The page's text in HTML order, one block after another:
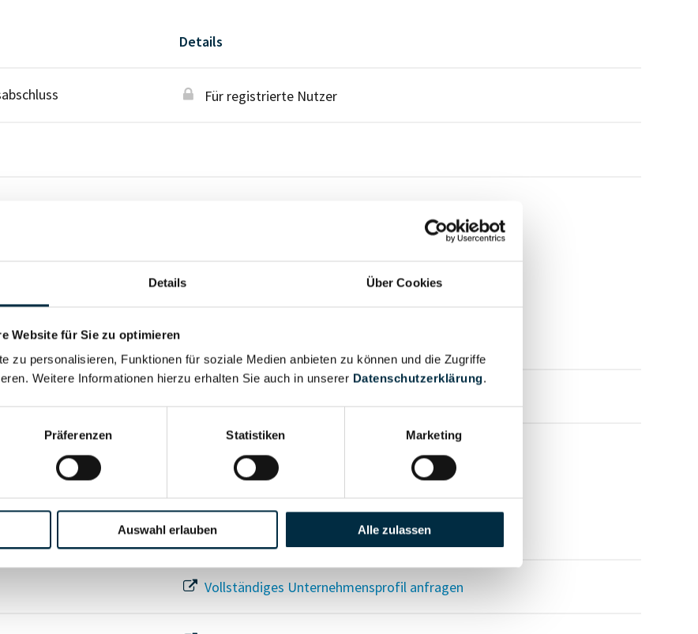
Details Über Cookies
Website für Sie zu optimieren
zu personalisieren, Funktionen für soziale Medien anbieten zu können und die Zugriffe
Weitere Informationen hierzu erhalten Sie auch in unserer Datenschutzerklärung.
Präferenzen Statistiken Marketing
Auswahl erlauben Alle zulassen
Details
Für registrierte Nutzer
Vollständiges Unternehmensprofil anfragen
Vollständiges Unternehmensprofil anfragen